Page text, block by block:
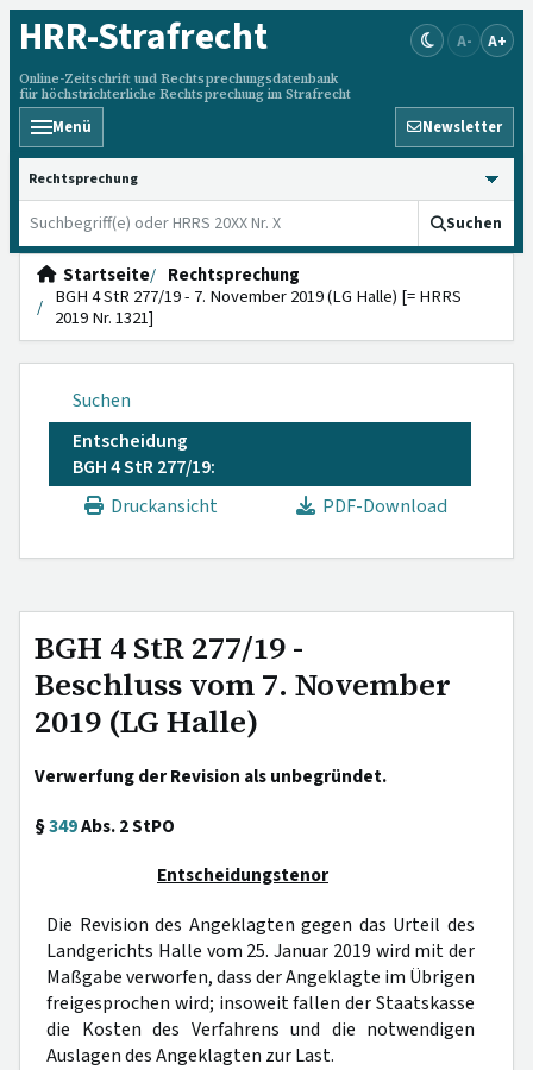
HRR-Strafrecht
Online-Zeitschrift und Rechtsprechungsdatenbank
für höchstrichterliche Rechtsprechung im Strafrecht
A- A+
Menü Newsletter
HRRS durchsuchen
Suchen
Startseite
Rechtsprechung
BGH 4 StR 277/19 - 7. November 2019 (LG Halle) [= HRRS
2019 Nr. 1321]
Suchen
Entscheidung
BGH 4 StR 277/19:
Druckansicht
PDF-Download
BGH 4 StR 277/19 -
Beschluss vom 7. November
2019 (LG Halle)
Verwerfung der Revision als unbegründet.
§349Abs. 2 StPO
Entscheidungstenor
Die Revision des Angeklagten gegen das Urteil des
Landgerichts Halle vom 25. Januar 2019 wird mit der
Maßgabe verworfen, dass der Angeklagte im Übrigen
freigesprochen wird; insoweit fallen der Staatskasse
die Kosten des Verfahrens und die notwendigen
Auslagen des Angeklagten zur Last.